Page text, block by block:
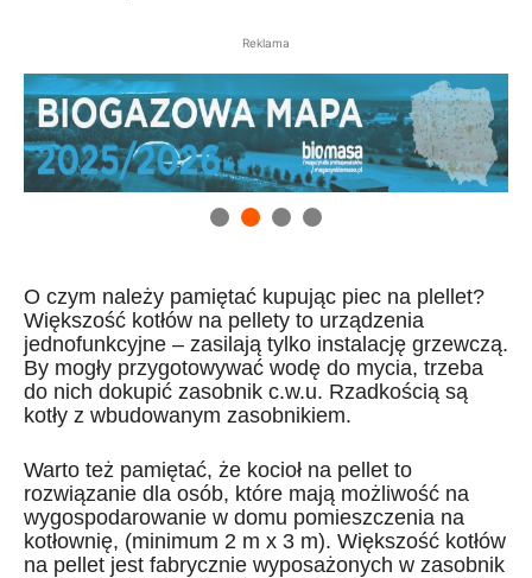
Reklama
O czym należy pamiętać kupując piec na plellet?
Większość kotłów na pellety to urządzenia
jednofunkcyjne – zasilają tylko instalację grzewczą.
By mogły przygotowywać wodę do mycia, trzeba
do nich dokupić zasobnik c.w.u. Rzadkością są
kotły z wbudowanym zasobnikiem.
Warto też pamiętać, że kocioł na pellet to
rozwiązanie dla osób, które mają możliwość na
wygospodarowanie w domu pomieszczenia na
kotłownię, (minimum 2 m x 3 m). Większość kotłów
na pellet jest fabrycznie wyposażonych w zasobnik